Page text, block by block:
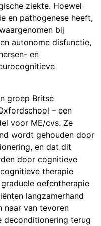
ziekte. Hoewel
en pathogenese heeft,
bij
autonome disfunctie,
en
groep Britse
– een
voor ME/cvs. Ze
wordt gehouden door
en dat dit
door cognitieve
therapie
oefentherapie
langzamerhand
naar van tevoren
deconditionering terug